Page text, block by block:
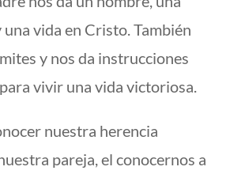
vida en Cristo. También
y nos da instrucciones
vivir una vida victoriosa.
nuestra herencia
pareja, el conocernos a